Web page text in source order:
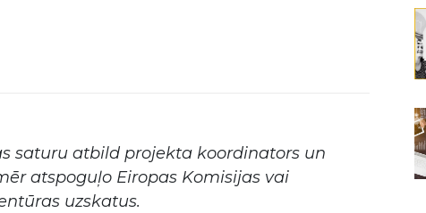
saturu atbild projekta koordinators un
atspoguļo Eiropas Komisijas vai
uzskatus.